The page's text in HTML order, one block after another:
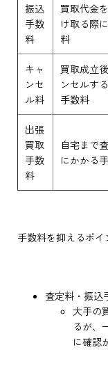
振込
手数
料
買取代金
け取る際
料
キャ
ンセ
ル料
買取成立
ンセルす
手数料
出張
買取
手数
料
自宅まで
にかかる
手数料を抑えるポイ
査定料・振込
大手の
るが、
に確認